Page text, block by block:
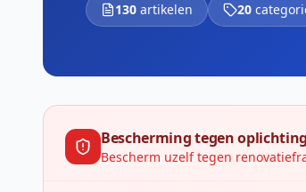
130 artikelen 20
Bescherming tegen oplichting
Bescherm uzelf tegen